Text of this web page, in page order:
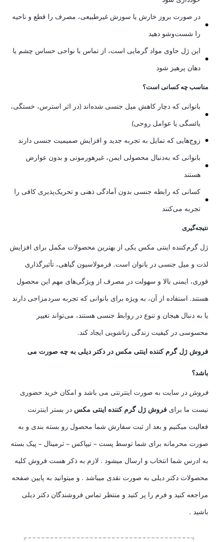
در صورت بروز خارش یا سوزش غیرطبیعی، مصرف را قطع و ناحیه
را شست‌وشو دهید
این ژل حاوی مواد گرمایی است، از تماس با نواحی حساس چشم یا
دهان پرهیز شود
مناسب چه کسانی است؟
بانوانی که دچار کاهش میل جنسی شده‌اند (در اثر استرس، خستگی،
یائسگی یا عوامل روحی)
زوج‌هایی که تمایل به تجربه جدید و افزایش صمیمیت جنسی دارند
بانوانی که به‌دنبال محصولی ایمن، غیرهورمونی و بدون عوارض
هستند
کسانی که رابطه جنسی بدون آمادگی ذهنی و تحریک‌پذیری کافی را
تجربه می‌کنند
نتیجه‌گیری
ژل گرم‌کننده اینتی مکس یکی از بهترین محصولات مکمل برای افزایش
لذت و میل جنسی در بانوان است. فرمولاسیون گیاهی، تأثیرگذاری
فوری، ایمنی بالا و سهولت در مصرف از ویژگی‌های مهم این محصول
هستند. استفاده از آن، به ویژه برای بانوانی که تجربه سردمزاجی دارند
یا به دنبال هیجان و تنوع در روابط جنسی هستند، می‌تواند تغییر
محسوسی در کیفیت زندگی زناشویی ایجاد کند.
فروش ژل گرم کننده اینتی مکس در دکتر دیلی به چه صورت می
باشد؟
فروش در سایت به صورت اینترنتی می باشد و امکان خرید حضوری
نیست ما برای فروش ژل گرم کننده اینتی مکس در بستر اینترنت
فعالیت میکنیم و بعد از ثبت سفارش شما محصول رو بسته بندی و به
صورت محرمانه برای شما توسط پست – تیپاکس – ترمینال – پیک بسته
به ادرس شما انتخاب و ارسال میشود . لازم به ذکر هست فروش کلیه
محصولات دکتر دیلی به صورت نقدی میباشد . و میتوانید به پایین صفحه
مراجعه کنید و فرم را پر کنید و منتظر تماس فروشندگان دکتر دیلی
باشید .